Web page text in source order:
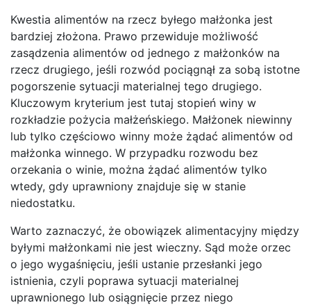
Kwestia alimentów na rzecz byłego małżonka jest
bardziej złożona. Prawo przewiduje możliwość
zasądzenia alimentów od jednego z małżonków na
rzecz drugiego, jeśli rozwód pociągnął za sobą istotne
pogorszenie sytuacji materialnej tego drugiego.
Kluczowym kryterium jest tutaj stopień winy w
rozkładzie pożycia małżeńskiego. Małżonek niewinny
lub tylko częściowo winny może żądać alimentów od
małżonka winnego. W przypadku rozwodu bez
orzekania o winie, można żądać alimentów tylko
wtedy, gdy uprawniony znajduje się w stanie
niedostatku.
Warto zaznaczyć, że obowiązek alimentacyjny między
byłymi małżonkami nie jest wieczny. Sąd może orzec
o jego wygaśnięciu, jeśli ustanie przesłanki jego
istnienia, czyli poprawa sytuacji materialnej
uprawnionego lub osiągnięcie przez niego